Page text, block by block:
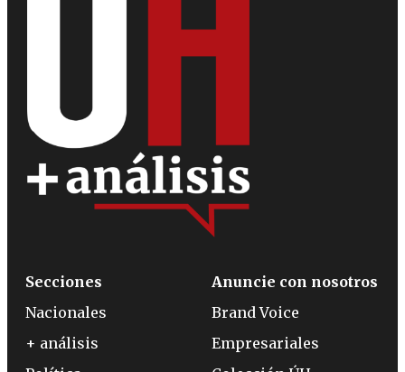
Secciones
Nacionales
+ análisis
Anuncie con nosotros
Brand Voice
Empresariales